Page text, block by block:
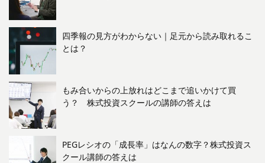
四季報の見方がわからない｜足元から読み取れるこ
とは？
もみ合いからの上放れはどこまで追いかけて買
う？ 株式投資スクールの講師の答えは
PEGレシオの「成長率」はなんの数字？株式投資ス
クール講師の答えは